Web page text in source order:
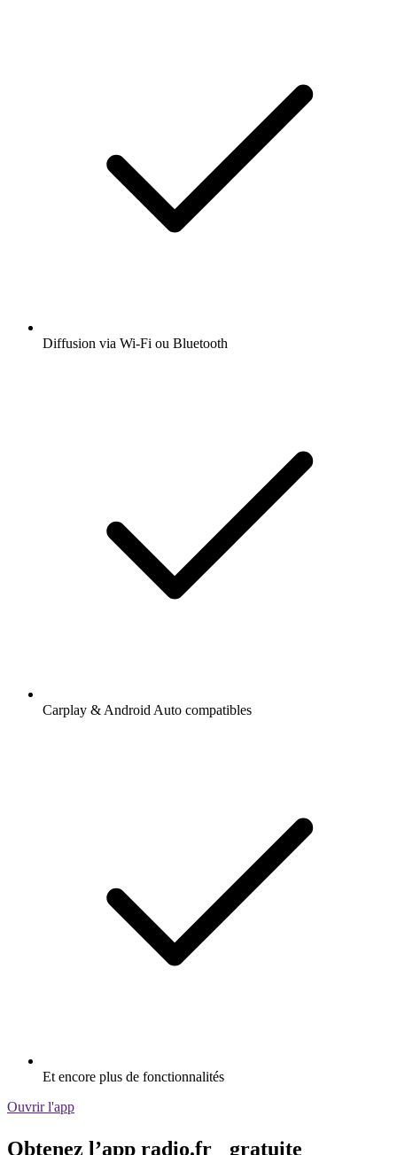
Diffusion via Wi-Fi ou Bluetooth
Carplay & Android Auto compatibles
Et encore plus de fonctionnalités
Ouvrir l'app
Obtenez l’app radio.fr gratuite